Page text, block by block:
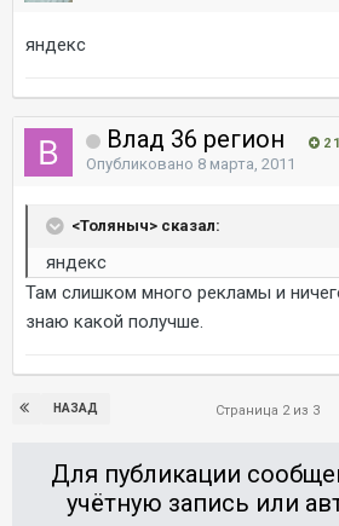
яндекс
Влад 36 регион 2
Опубликовано 8 марта, 2011
<Толяныч> сказал:
яндекс
Там слишком много рекламы и
знаю какой получше.
НАЗАД Страница 2 из 3
Для публикации
учётную запись или